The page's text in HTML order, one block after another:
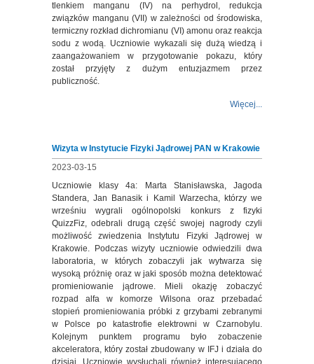
tlenkiem manganu (IV) na perhydrol, redukcja
związków manganu (VII) w zależności od środowiska,
termiczny rozkład dichromianu (VI) amonu oraz reakcja
sodu z wodą. Uczniowie wykazali się dużą wiedzą i
zaangażowaniem w przygotowanie pokazu, który
został przyjęty z dużym entuzjazmem przez
publiczność.
Więcej...
Wizyta w Instytucie Fizyki Jądrowej PAN w Krakowie
2023-03-15
Uczniowie klasy 4a: Marta Stanisławska, Jagoda
Standera, Jan Banasik i Kamil Warzecha, którzy we
wrześniu wygrali ogólnopolski konkurs z fizyki
QuizzFiz, odebrali drugą część swojej nagrody czyli
możliwość zwiedzenia Instytutu Fizyki Jądrowej w
Krakowie. Podczas wizyty uczniowie odwiedzili dwa
laboratoria, w których zobaczyli jak wytwarza się
wysoką próżnię oraz w jaki sposób można detektować
promieniowanie jądrowe. Mieli okazję zobaczyć
rozpad alfa w komorze Wilsona oraz przebadać
stopień promieniowania próbki z grzybami zebranymi
w Polsce po katastrofie elektrowni w Czarnobylu.
Kolejnym punktem programu było zobaczenie
akceleratora, który został zbudowany w IFJ i działa do
dzisiaj. Uczniowie wysłuchali również interesującego